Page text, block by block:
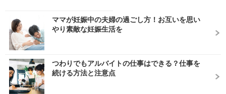
ママが妊娠中の夫婦の過ごし方！お互いを思い
やり素敵な妊娠生活を
つわりでもアルバイトの仕事はできる？仕事を
続ける方法と注意点